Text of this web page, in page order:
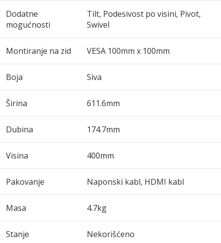
Dodatne
mogućnosti
Tilt, Podesivost po visini, Pivot,
Swivel
Montiranje na zid VESA 100mm x 100mm
Boja Siva
Širina 611.6mm
Dubina 174.7mm
Visina 400mm
Pakovanje Naponski kabl, HDMI kabl
Masa 4.7kg
Stanje Nekorišćeno